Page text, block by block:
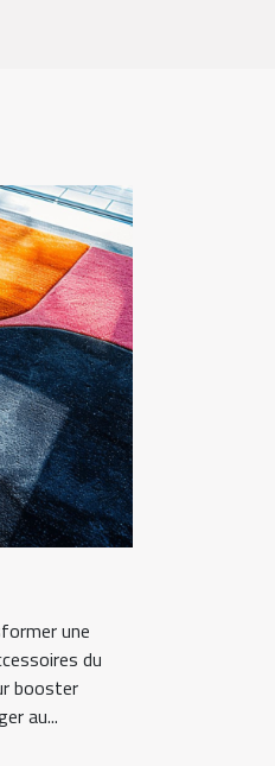
une
du
booster
au...